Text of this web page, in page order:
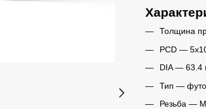
Толщина
PCD —
DIA — 63.4
Тип —
Резьба —